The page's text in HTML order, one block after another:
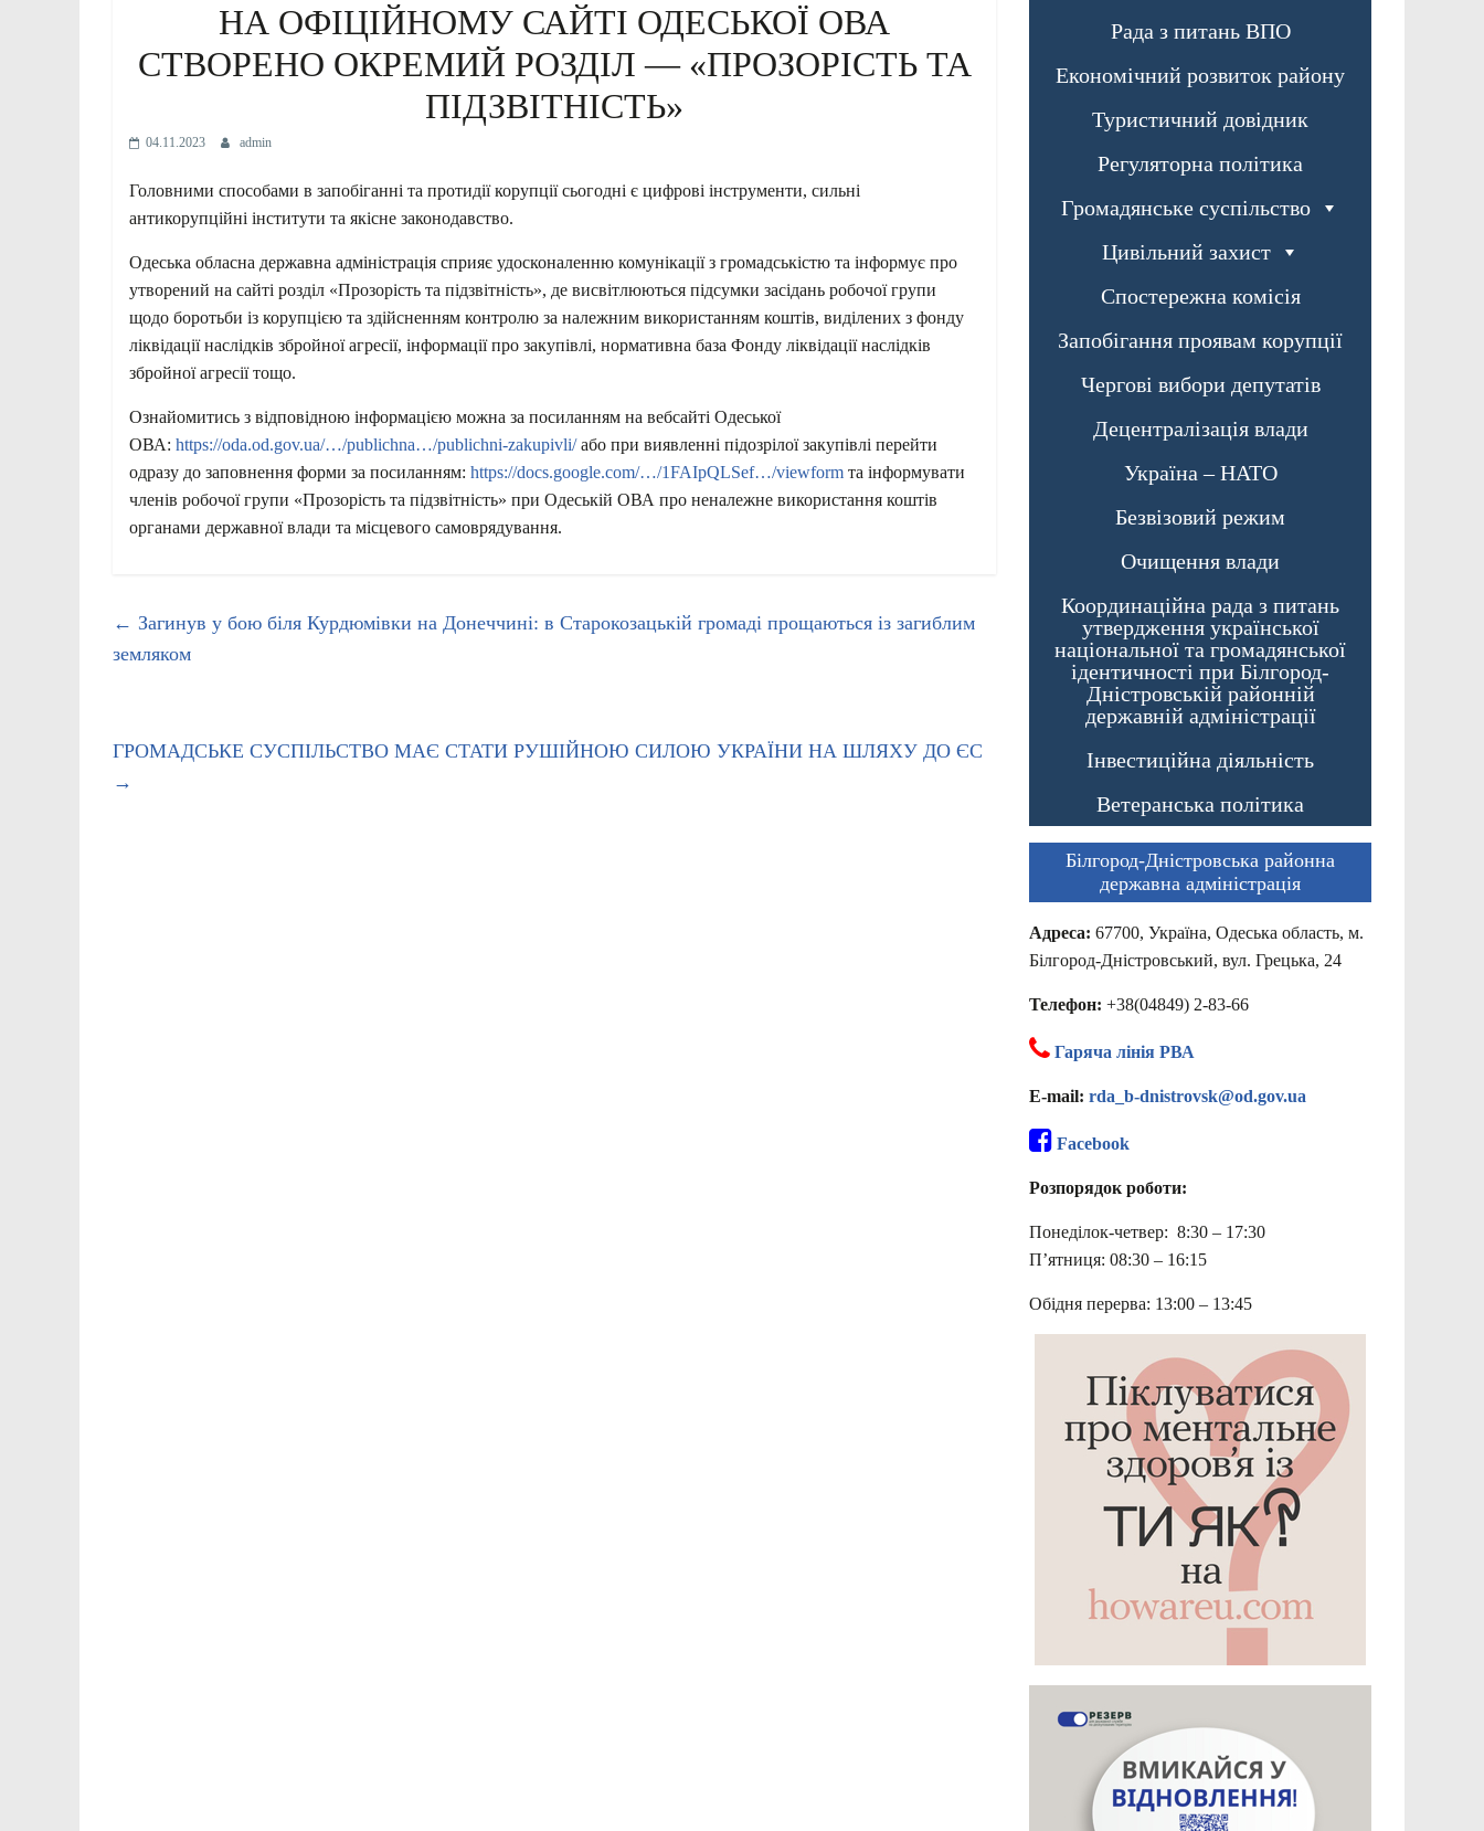
НА ОФІЦІЙНОМУ САЙТІ ОДЕСЬКОЇ ОВА
СТВОРЕНО ОКРЕМИЙ РОЗДІЛ — «ПРОЗОРІСТЬ ТА
ПІДЗВІТНІСТЬ»
04.11.2023 admin
Головними способами в запобіганні та протидії корупції сьогодні є цифрові інструменти, сильні
антикорупційні інститути та якісне законодавство.
Одеська обласна державна адміністрація сприяє удосконаленню комунікації з громадськістю та інформує про
утворений на сайті розділ «Прозорість та підзвітність», де висвітлюються підсумки засідань робочої групи
щодо боротьби із корупцією та здійсненням контролю за належним використанням коштів, виділених з фонду
ліквідації наслідків збройної агресії, інформації про закупівлі, нормативна база Фонду ліквідації наслідків
збройної агресії тощо.
Ознайомитись з відповідною інформацією можна за посиланням на вебсайті Одеської
ОВА: https://oda.od.gov.ua/…/publichna…/publichni-zakupivli/або при виявленні підозрілої закупівлі перейти
одразу до заповнення форми за посиланням: https://docs.google.com/…/1FAIpQLSef…/viewform та інформувати
членів робочої групи «Прозорість та підзвітність» при Одеській ОВА про неналежне використання коштів
органами державної влади та місцевого самоврядування.
← Загинув у бою біля Курдюмівки на Донеччині: в Старокозацькій громаді прощаються із загиблим
земляком
ГРОМАДСЬКЕ СУСПІЛЬСТВО МАЄ СТАТИ РУШІЙНОЮ СИЛОЮ УКРАЇНИ НА ШЛЯХУ ДО ЄС
→
Рада з питань ВПО
Економічний розвиток району
Туристичний довідник
Регуляторна політика
Громадянське суспільство
Цивільний захист
Спостережна комісія
Запобігання проявам корупції
Чергові вибори депутатів
Децентралізація влади
Україна – НАТО
Безвізовий режим
Очищення влади
Координаційна рада з питань
утвердження української
національної та громадянської
ідентичності при Білгород-
Дністровській районній
державній адміністрації
Інвестиційна діяльність
Ветеранська політика
Білгород-Дністровська районна
державна адміністрація
Адреса: 67700, Україна, Одеська область, м.
Білгород-Дністровський, вул. Грецька, 24
Телефон: +38(04849) 2-83-66
Гаряча лінія РВА
E-mail: rda_b-dnistrovsk@od.gov.ua
Facebook
Розпорядок роботи:
Понеділок-четвер: 8:30 – 17:30
П’ятниця: 08:30 – 16:15
Обідня перерва: 13:00 – 13:45